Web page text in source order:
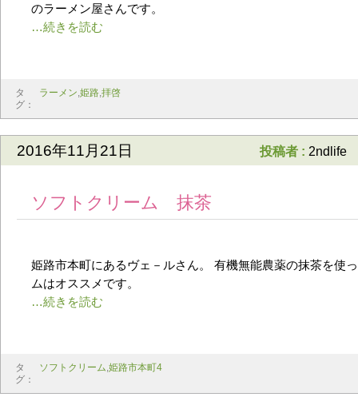
のラーメン屋さんです。
タ
グ：
ラーメン,姫路,拝啓
2016年11月21日 投稿者 : 2ndlife
ソフトクリーム 抹茶
姫路市本町にあるヴェ－ルさん。 有機無能農薬の抹茶を使
ムはオススメです。
タ
グ：
ソフトクリーム,姫路市本町4